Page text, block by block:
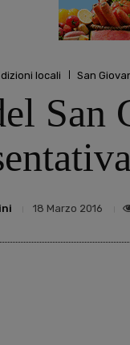
locali San
San
18 Marzo 2016